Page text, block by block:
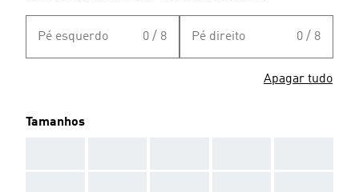
Pé esquerdo 0 / 8 Pé direito 0 / 8
Apagar tudo
Tamanhos